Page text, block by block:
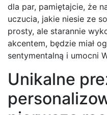
dla par, pamiętajcie, że
uczucia, jakie niesie ze
prosty, ale starannie
akcentem, będzie miał
sentymentalną i umocni
Unikalne